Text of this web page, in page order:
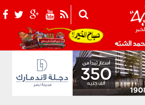
الشبّه 021_2.png